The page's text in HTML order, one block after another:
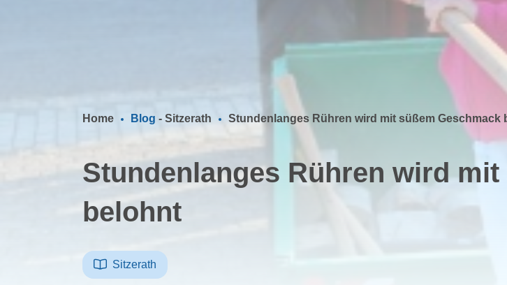
Home Blog - Sitzerath Stundenlanges Rühren wird mit süßem Geschmack
Stundenlanges Rühren wird
belohnt
Sitzerath